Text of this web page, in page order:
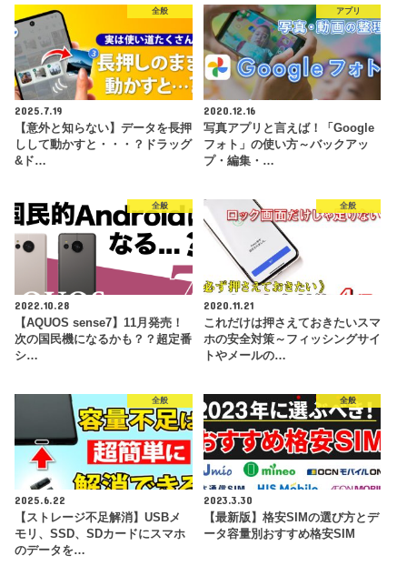
全般
2025.7.19
【意外と知らない】データを長押
しして動かすと・・・？ドラッグ
&ド…
アプリ
2020.12.16
写真アプリと言えば！「Google
フォト」の使い方～バックアッ
プ・編集・…
全般
2022.10.28
【AQUOS sense7】11月発売！
次の国民機になるかも？？超定番
シ…
全般
2020.11.21
これだけは押さえておきたいスマ
ホの安全対策～フィッシングサイ
トやメールの…
全般
2025.6.22
【ストレージ不足解消】USBメ
モリ、SSD、SDカードにスマホ
のデータを…
全般
2023.3.30
【最新版】格安SIMの選び方とデ
ータ容量別おすすめ格安SIM